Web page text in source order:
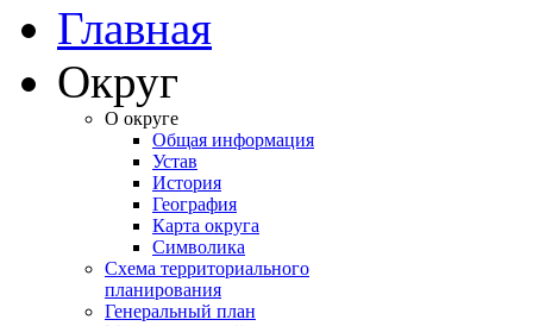
Главная
Округ
О округе
Общая информация
Устав
История
География
Карта округа
Символика
Схема территориального
планирования
Генеральный план